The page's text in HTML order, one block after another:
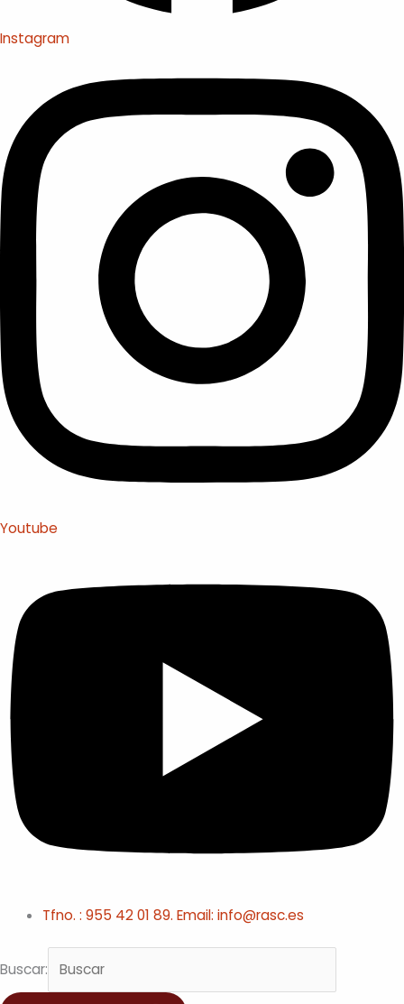
Instagram
Youtube
Tfno. : 955 42 01 89. Email: info@rasc.es
Buscar: